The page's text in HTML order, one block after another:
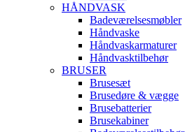
HÅNDVASK
Badeværelsesmøbler
Håndvaske
Håndvaskarmaturer
Håndvasktilbehør
BRUSER
Brusesæt
Brusedøre & vægge
Brusebatterier
Brusekabiner